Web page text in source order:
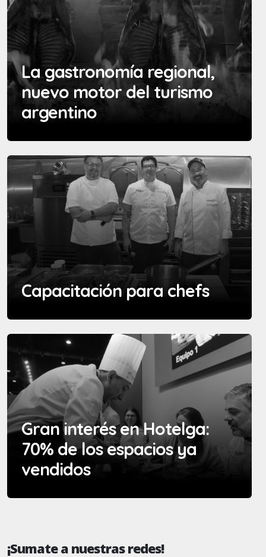
La gastronomía regional,
nuevo motor del turismo
argentino
Capacitación para chefs
Gran interés en Hotelga:
70% de los espacios ya
vendidos
¡Sumate a nuestras redes!